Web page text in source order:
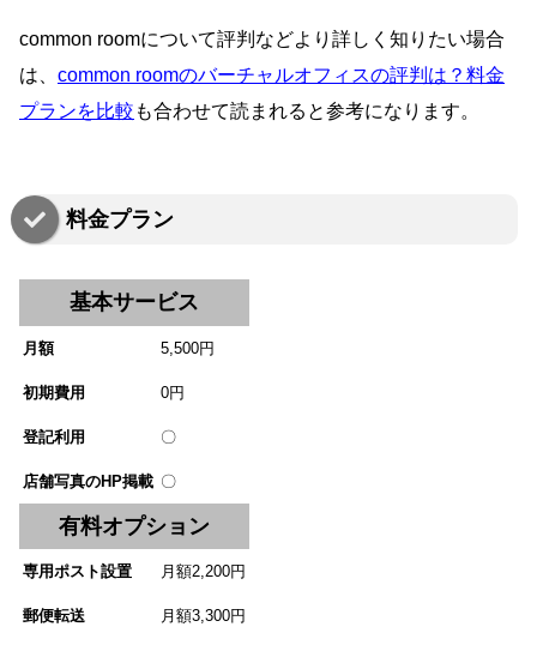
common roomについて評判などより詳しく知りたい場合
は、 common roomのバーチャルオフィスの評判は？料金
プランを比較 も合わせて読まれると参考になります。
料金プラン
基本サービス
月額 5,500円
初期費用 0円
登記利用 〇
店舗写真のHP掲載 〇
有料オプション
専用ポスト設置 月額2,200円
郵便転送 月額3,300円